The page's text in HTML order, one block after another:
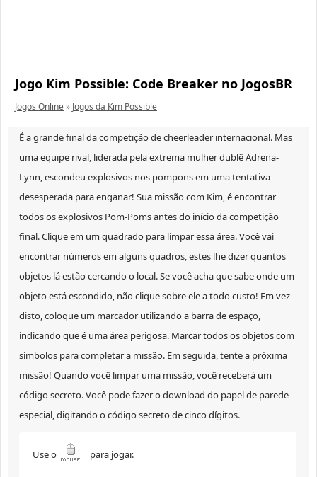
Jogo Kim Possible: Code Breaker no JogosBR
Jogos Online» Jogos da Kim Possible
É a grande final da competição de cheerleader internacional. Mas
uma equipe rival, liderada pela extrema mulher dublê Adrena-
Lynn, escondeu explosivos nos pompons em uma tentativa
desesperada para enganar! Sua missão com Kim, é encontrar
todos os explosivos Pom-Poms antes do início da competição
final. Clique em um quadrado para limpar essa área. Você vai
encontrar números em alguns quadros, estes lhe dizer quantos
objetos lá estão cercando o local. Se você acha que sabe onde um
objeto está escondido, não clique sobre ele a todo custo! Em vez
disto, coloque um marcador utilizando a barra de espaço,
indicando que é uma área perigosa. Marcar todos os objetos com
símbolos para completar a missão. Em seguida, tente a próxima
missão! Quando você limpar uma missão, você receberá um
código secreto. Você pode fazer o download do papel de parede
especial, digitando o código secreto de cinco dígitos.
Use o para jogar.